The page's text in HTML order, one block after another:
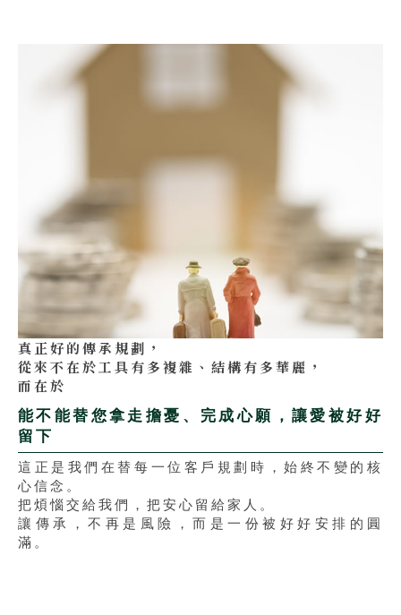
真正好的傳承規劃，
從來不在於工具有多複雜、結構有多華麗，
而在於
能不能替您拿走擔憂、完成心願，讓愛被好好
留下
這正是我們在替每一位客戶規劃時，始終不變的核
心信念。
把煩惱交給我們，把安心留給家人。
讓傳承，不再是風險，而是一份被好好安排的圓
滿。